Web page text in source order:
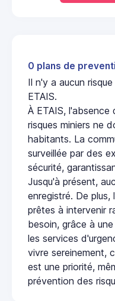
0 plans de
Il n'y a aucun
ETAIS.
À ETAIS,
risques miniers ne
habitants. La
surveillée par des
sécurité,
Jusqu'à présent,
enregistré. De
prêtes à intervenir
besoin, grâce à
les services
vivre sereinement,
est une priorité,
prévention des